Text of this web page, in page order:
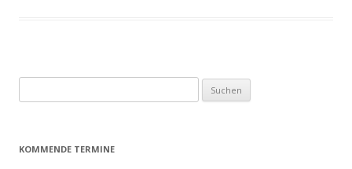
nach:
KOMMENDE TERMINE